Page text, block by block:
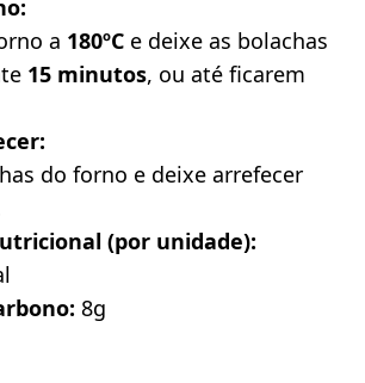
a 180ºC e deixe as bolachas
15 minutos, ou até ficarem
do forno e deixe arrefecer
(por unidade):
8g